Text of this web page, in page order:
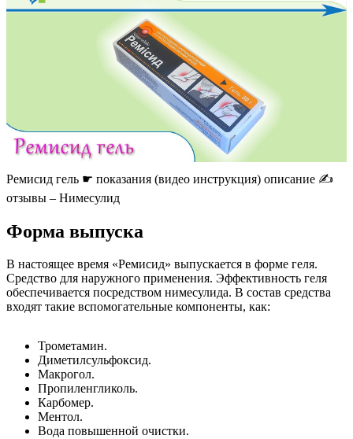
Ремисид гель ☛ показания (видео инструкция) описание ✍
отзывы – Нимесулид
Форма выпуска
В настоящее время «Ремисид» выпускается в форме геля.
Средство для наружного применения. Эффективность геля
обеспечивается посредством нимесулида. В состав средства
входят такие вспомогательные компоненты, как:
Трометамин.
Диметилсульфоксид.
Макрогол.
Пропиленгликоль.
Карбомер.
Ментол.
Вода повышенной очистки.